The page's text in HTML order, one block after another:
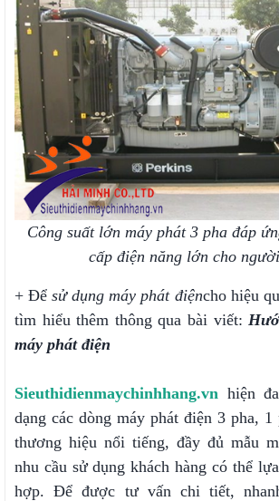
Công suất lớn máy phát 3 pha đáp
cấp điện năng lớn cho
+ Đểsử dụng máy phát điệncho hiệu
tìm hiểu thêm thông qua bài viết:
máy phát điện
Sieuthidienmaychinhhang.vn hiện
dạng các dòng máy phát điện 3 pha, 1
thương hiệu nổi tiếng, đầy đủ mẫu
nhu cầu sử dụng khách hàng có thể
hợp. Để được tư vấn chi tiết,